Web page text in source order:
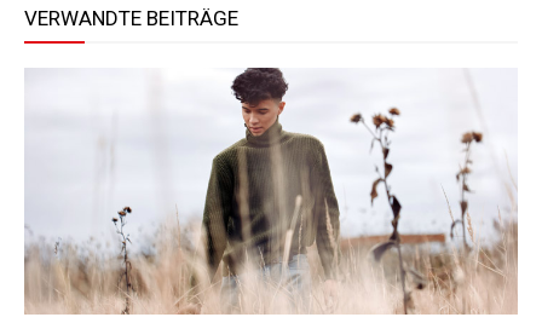
VERWANDTE BEITRÄGE